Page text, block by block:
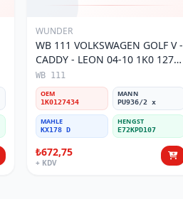
WUNDER
WB 111 VOLKSWAGEN GOLF V -
CADDY - LEON 04-10 1K0 127
434 Yakıt/Mazot Filtresi
WB 111
OEM
1K0127434
MANN
PU936/2 x
MAHLE
KX178 D
HENGST
E72KPD107
₺672,75
+ KDV